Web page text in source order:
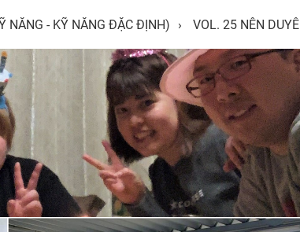
NĂNG - KỸ NĂNG ĐẶC ĐỊNH) › VOL. 25 NÊN